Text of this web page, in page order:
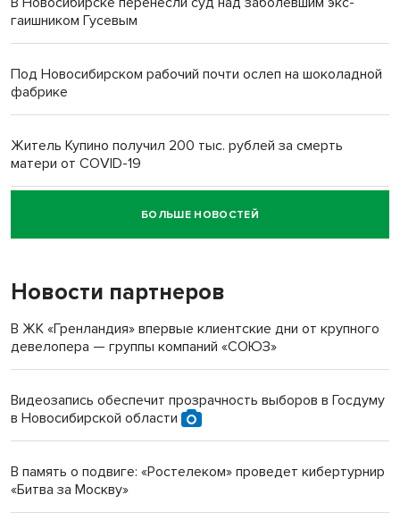
гаишником Гусевым
Под Новосибирском рабочий почти ослеп на шоколадной
фабрике
Житель Купино получил 200 тыс. рублей за смерть
матери от COVID-19
Новосибирский суд наказал водителя за смерть
пенсионерки на вокзале
«Мы живём на пастбище!»: в новосибирском селе лошади
терроризируют жителей
Новосибирский преподаватель с женой вошли в топ-16
БОЛЬШЕ НОВОСТЕЙ
Новости партнеров
В ЖК «Гренландия» впервые клиентские дни от крупного
девелопера — группы компаний «СОЮЗ»
Видеозапись обеспечит прозрачность выборов в Госдуму
в Новосибирской области
В память о подвиге: «Ростелеком» проведет кибертурнир
«Битва за Москву»